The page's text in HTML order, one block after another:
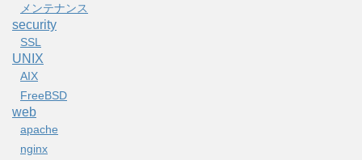
メンテナンス
security
SSL
UNIX
AIX
FreeBSD
web
apache
nginx